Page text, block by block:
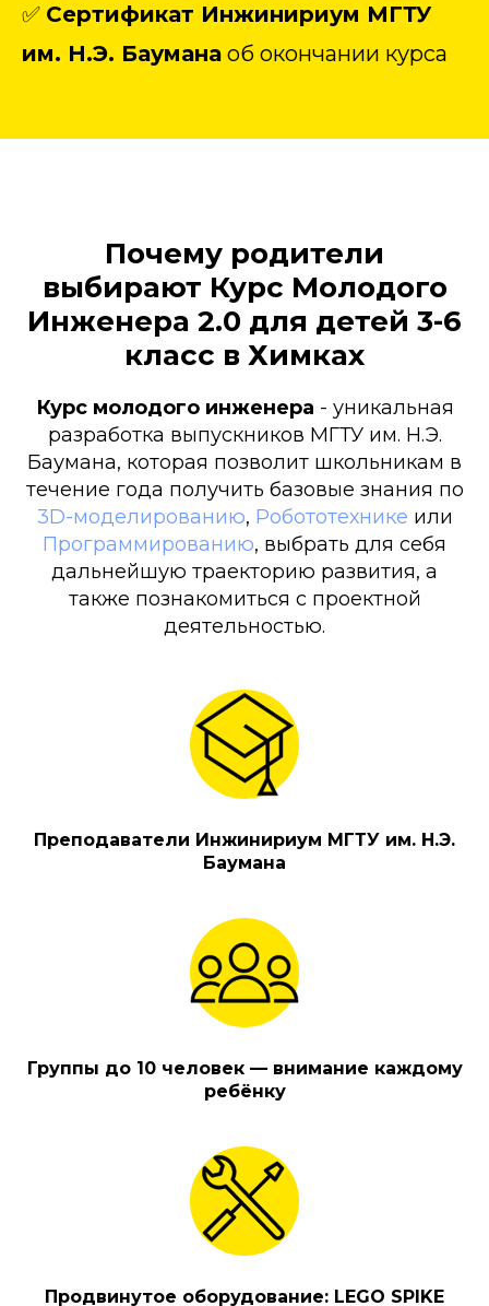
✅ Сертификат Инжинириум МГТУ
им. Н.Э. Баумана об окончании курса
Почему родители
выбирают Курс Молодого
Инженера 2.0 для детей 3-6
класс в Химках
Курс молодого инженера - уникальная
разработка выпускников МГТУ им. Н.Э.
Баумана, которая позволит школьникам в
течение года получить базовые знания по
3D-моделированию, Робототехнике или
Программированию, выбрать для себя
дальнейшую траекторию развития, а
также познакомиться с проектной
деятельностью.
Преподаватели Инжинириум МГТУ им. Н.Э.
Баумана
Группы до 10 человек — внимание каждому
ребёнку
Продвинутое оборудование: LEGO SPIKE